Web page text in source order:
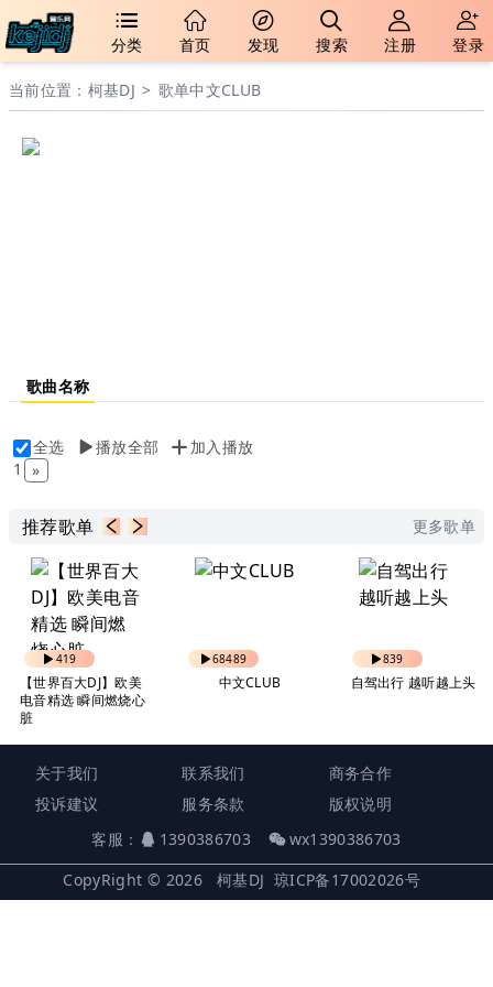
分类 首页 发现 搜索 注册 登录
当前位置： 柯基DJ > 歌单中文CLUB
歌曲名称
全选 播放全部
加入播放
1
»
推荐歌单 更多歌单
419
【世界百大DJ】欧美
电音精选 瞬间燃烧心
脏
68489
中文CLUB
839
自驾出行 越听越上头
关于我们 联系我们
商务合作
投诉建议
服务条款
版权说明
客服：
1390386703
wx1390386703
CopyRight © 2026 柯基DJ 琼ICP备17002026号